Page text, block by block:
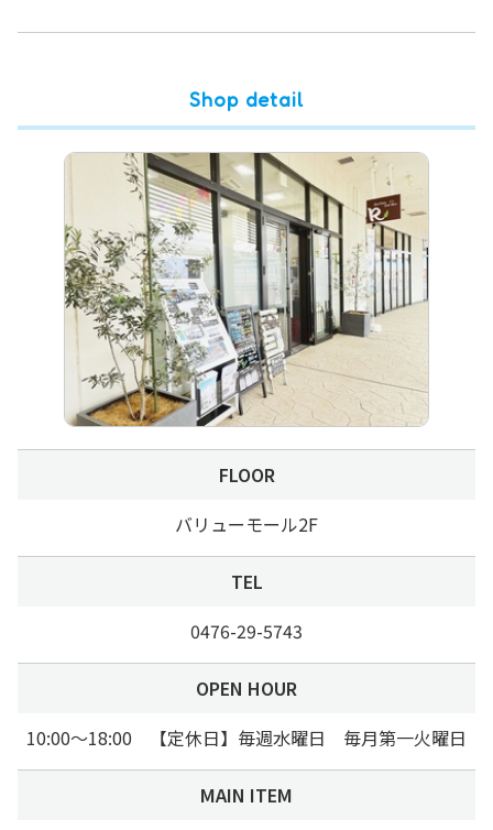
勤務時間
9：00～18：00 休憩1時間
設計積算
月給28万～※経験やスキルにより優遇
その他福利厚生
募集期間
問い合わせ
先
0476-29-5743
応募方法
電話後 履歴書持参または郵送
応募条件
Shop detail
FLOOR
バリューモール2F
TEL
0476-29-5743
OPEN HOUR
10:00～18:00 【定休日】毎週水曜日 毎月第一火曜日
MAIN ITEM